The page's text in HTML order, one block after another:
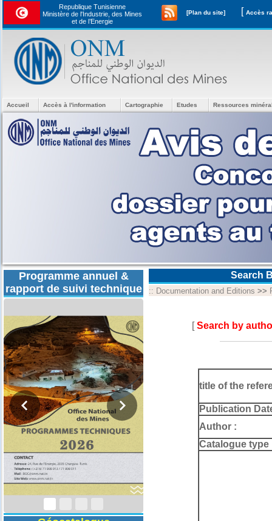
Republique Tunisienne
Ministère de l'Industrie, des Mines
et de l’Energie
[Plan du site] [
Accueil Accès à l'information Cartographie Etudes Ressources
Programme annuel &
rapport de suivi technique
Programmes
Techniques 2026
Search
:: Documentation and Editions >>
[Search by
title of the
Publication
Author :
Catalogue type